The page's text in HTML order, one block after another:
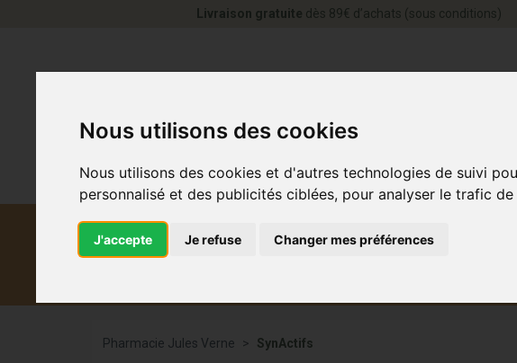
Nous utilisons des cookies
Nous utilisons des cookies et d'autres technologies de suivi
personnalisé et des publicités ciblées, pour analyser le trafic
J'accepte Je refuse Changer mes préférences
Livraison gratuite dès 89€ d’achats (sous conditions)
Pharmacie Jules Verne SynActifs